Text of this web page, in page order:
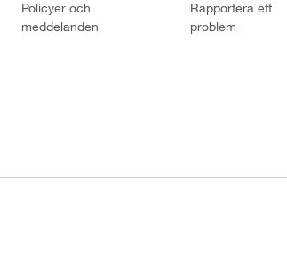
Policyer och
meddelanden
Rapportera ett
problem